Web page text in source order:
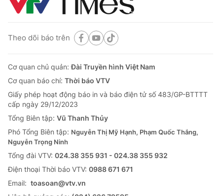
Theo dõi báo trên
Cơ quan chủ quản:Đài Truyền hình Việt Nam
Cơ quan báo chí: Thời báo VTV
Giấy phép hoạt động báo in và báo điện tử số 483/GP-BTTTT
cấp ngày 29/12/2023
Tổng Biên tập: Vũ Thanh Thủy
Phó Tổng Biên tập: Nguyễn Thị Mỹ Hạnh, Phạm Quốc Thắng,
Nguyễn Trọng Ninh
Tổng đài VTV: 024.38 355 931 - 024.38 355 932
Ðiện thoại Thời báo VTV: 0988 671 671
Email: toasoan@vtv.vn